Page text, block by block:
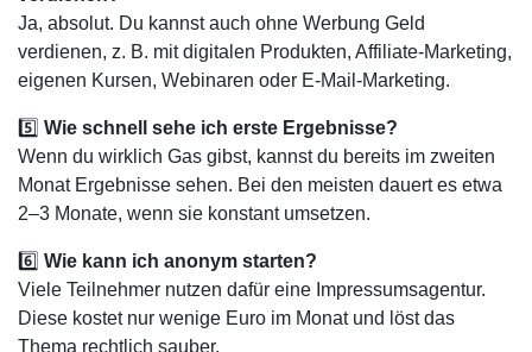
Ja, absolut. Du kannst auch ohne Werbung Geld
verdienen, z. B. mit digitalen Produkten, Affiliate-Marketing,
eigenen Kursen, Webinaren oder E-Mail-Marketing.
5️⃣ Wie schnell sehe ich erste Ergebnisse?
Wenn du wirklich Gas gibst, kannst du bereits im zweiten
Monat Ergebnisse sehen. Bei den meisten dauert es etwa
2–3 Monate, wenn sie konstant umsetzen.
6️⃣ Wie kann ich anonym starten?
Viele Teilnehmer nutzen dafür eine Impressumsagentur.
Diese kostet nur wenige Euro im Monat und löst das
Thema rechtlich sauber.